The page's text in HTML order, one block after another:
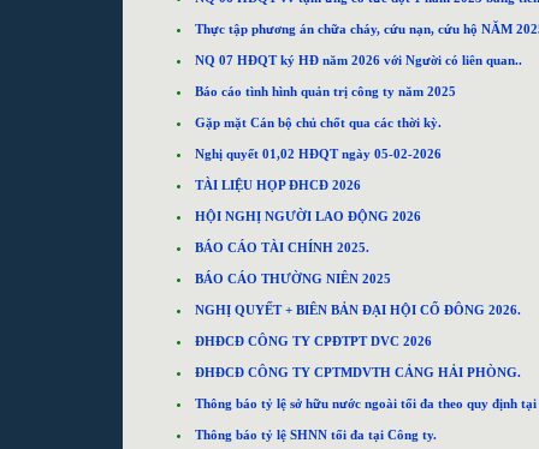
Thực tập phương án chữa cháy, cứu nạn, cứu hộ NĂM
NQ 07 HĐQT ký HĐ năm 2026 với Người có liên quan..
Báo cáo tình hình quản trị công ty năm 2025
Gặp mặt Cán bộ chủ chốt qua các thời kỳ.
Nghị quyết 01,02 HĐQT ngày 05-02-2026
TÀI LIỆU HỌP ĐHCĐ 2026
HỘI NGHỊ NGƯỜI LAO ĐỘNG 2026
BÁO CÁO TÀI CHÍNH 2025.
BÁO CÁO THƯỜNG NIÊN 2025
NGHỊ QUYẾT + BIÊN BẢN ĐẠI HỘI CỔ ĐÔNG 2026.
ĐHĐCĐ CÔNG TY CPĐTPT DVC 2026
ĐHĐCĐ CÔNG TY CPTMDVTH CẢNG HẢI PHÒNG.
Thông báo tỷ lệ sở hữu nước ngoài tối đa theo quy định
Thông báo tỷ lệ SHNN tối đa tại Công ty.